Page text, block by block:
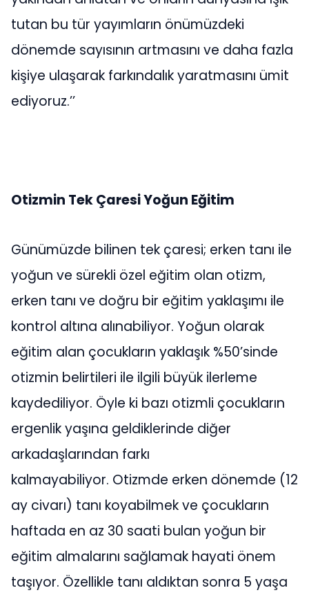
tutan bu tür yayımların önümüzdeki
dönemde sayısının artmasını ve daha fazla
kişiye ulaşarak farkındalık yaratmasını ümit
ediyoruz.’’
Otizmin Tek Çaresi Yoğun Eğitim
Günümüzde bilinen tek çaresi; erken tanı ile
yoğun ve sürekli özel eğitim olan otizm,
erken tanı ve doğru bir eğitim yaklaşımı ile
kontrol altına alınabiliyor. Yoğun olarak
eğitim alan çocukların yaklaşık %50’sinde
otizmin belirtileri ile ilgili büyük ilerleme
kaydediliyor. Öyle ki bazı otizmli çocukların
ergenlik yaşına geldiklerinde diğer
arkadaşlarından farkı
kalmayabiliyor. Otizmde erken dönemde (12
ay civarı) tanı koyabilmek ve çocukların
haftada en az 30 saati bulan yoğun bir
eğitim almalarını sağlamak hayati önem
taşıyor. Özellikle tanı aldıktan sonra 5 yaşa